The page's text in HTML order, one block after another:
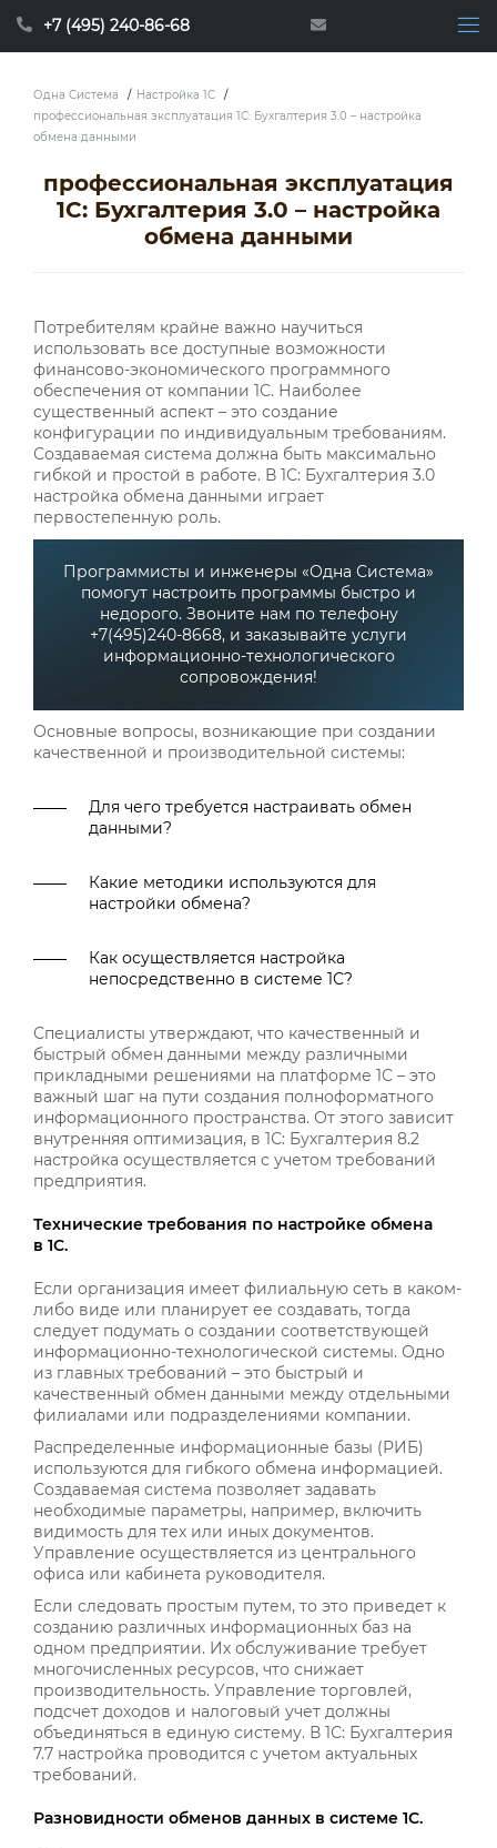
+7 (495) 240-86-68
Одна Система / Настройка 1С
/
профессиональная эксплуатация 1С: Бухгалтерия 3.0 – настройка
обмена данными
профессиональная эксплуатация
1С: Бухгалтерия 3.0 – настройка
обмена данными
Потребителям крайне важно научиться
использовать все доступные возможности
финансово-экономического программного
обеспечения от компании 1С. Наиболее
существенный аспект – это создание
конфигурации по индивидуальным требованиям.
Создаваемая система должна быть максимально
гибкой и простой в работе. В 1С: Бухгалтерия 3.0
настройка обмена данными играет
первостепенную роль.
Программисты и инженеры «Одна Система»
помогут настроить программы быстро и
недорого. Звоните нам по телефону
+7(495)240-8668, и заказывайте услуги
информационно-технологического
сопровождения!
Основные вопросы, возникающие при создании
качественной и производительной системы:
Для чего требуется настраивать обмен
данными?
Какие методики используются для
настройки обмена?
Как осуществляется настройка
непосредственно в системе 1С?
Специалисты утверждают, что качественный и
быстрый обмен данными между различными
прикладными решениями на платформе 1С – это
важный шаг на пути создания полноформатного
информационного пространства. От этого зависит
внутренняя оптимизация, в 1С: Бухгалтерия 8.2
настройка осуществляется с учетом требований
предприятия.
Технические требования по настройке обмена
в 1С.
Если организация имеет филиальную сеть в каком-
либо виде или планирует ее создавать, тогда
следует подумать о создании соответствующей
информационно-технологической системы. Одно
из главных требований – это быстрый и
качественный обмен данными между отдельными
филиалами или подразделениями компании.
Распределенные информационные базы (РИБ)
используются для гибкого обмена информацией.
Создаваемая система позволяет задавать
необходимые параметры, например, включить
видимость для тех или иных документов.
Управление осуществляется из центрального
офиса или кабинета руководителя.
Если следовать простым путем, то это приведет к
созданию различных информационных баз на
одном предприятии. Их обслуживание требует
многочисленных ресурсов, что снижает
производительность. Управление торговлей,
подсчет доходов и налоговый учет должны
объединяться в единую систему. В 1С: Бухгалтерия
7.7 настройка проводится с учетом актуальных
требований.
Разновидности обменов данных в системе 1С.